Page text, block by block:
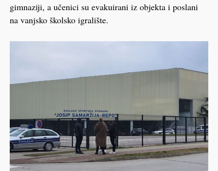
gimnaziji, a učenici su evakuirani iz objekta i poslani
na vanjsko školsko igralište.